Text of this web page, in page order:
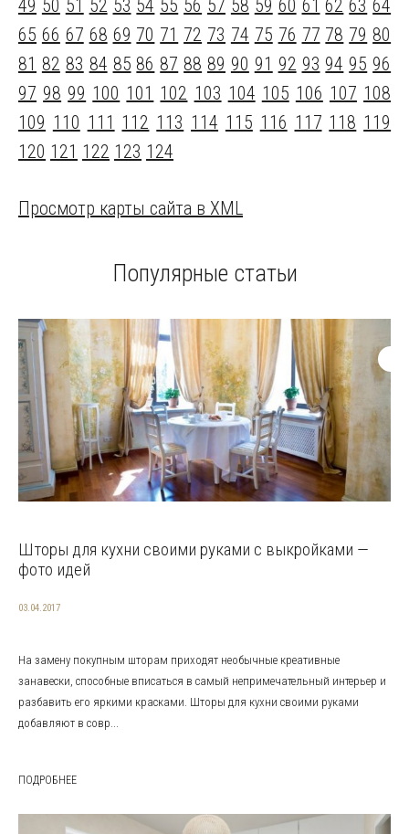
49 50 51 52 53 54 55 56 57 58 59 60 61 62 63 64
65 66 67 68 69 70 71 72 73 74 75 76 77 78 79 80
81 82 83 84 85 86 87 88 89 90 91 92 93 94 95 96
97 98 99 100 101 102 103 104 105 106 107 108
109 110 111 112 113 114 115 116 117 118 119
120 121 122 123 124
Просмотр карты сайта в XML
Популярные статьи
Шторы для кухни своими руками с выкройками —
фото идей
03.04.2017
На замену покупным шторам приходят необычные креативные
занавески, способные вписаться в самый непримечательный интерьер и
разбавить его яркими красками. Шторы для кухни своими руками
добавляют в совр...
ПОДРОБНЕЕ